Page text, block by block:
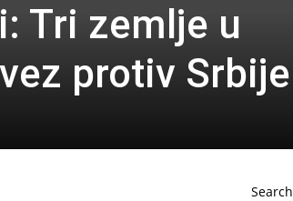
Tri zemlje u
protiv Srbije
Search